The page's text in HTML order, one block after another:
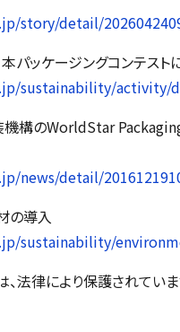
story/detail/
ッケージングコンテスト
sustainability/activity/
機構のWorldStar
news/detail/
の導入
sustainability/
法律により保護されていま